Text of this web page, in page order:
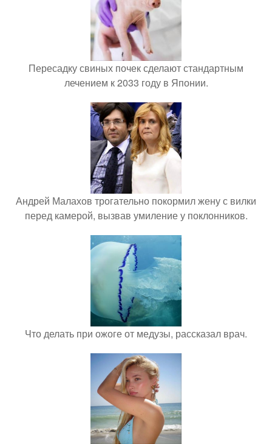
Пересадку свиных почек сделают стандартным
лечением к 2033 году в Японии.
Андрей Малахов трогательно покормил жену с вилки
перед камерой, вызвав умиление у поклонников.
Что делать при ожоге от медузы, рассказал врач.